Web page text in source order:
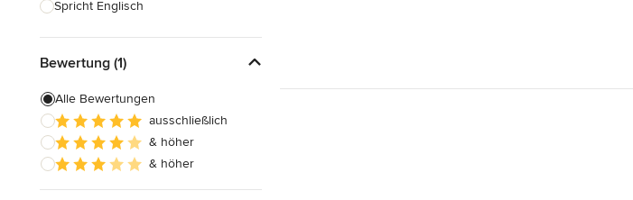
Spricht Englisch
Bewertung (1)
Alle Bewertungen
ausschließlich
& höher
& höher